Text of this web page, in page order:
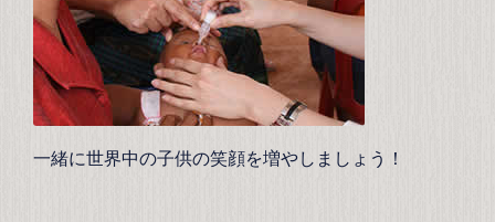
一緒に世界中の子供の笑顔を増やしましょう！